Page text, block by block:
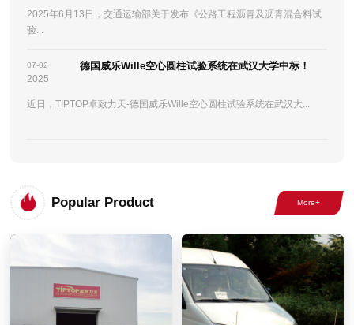
2025年6月13日，交通运输部关于发布《公路工程沥青及沥青混合料试
验...
07-02
2025
德国威乐Wille空心圆柱试验系统在武汉大学中标！
近日，TIPTOP卓致力天-德国威乐Wille空心圆柱试验系统在武汉大...
Popular Product